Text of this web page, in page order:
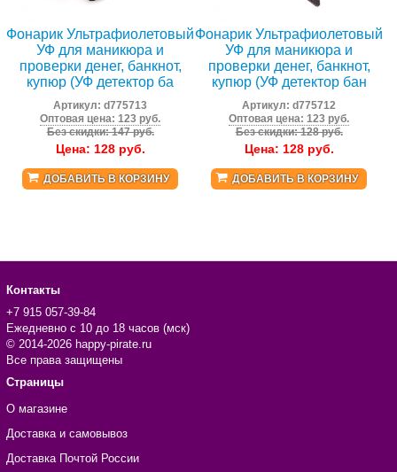
Фонарик Ультрафиолетовый
УФ для маникюра и
проверки денег, банкнот,
купюр (УФ детектор ба
Артикул:d775713
Оптовая цена: 123 руб.
Без скидки: 147 руб.
Цена: 128руб.
ДОБАВИТЬ В КОРЗИНУ
Фонарик Ультрафиолетовый
УФ для маникюра и
проверки денег, банкнот,
купюр (УФ детектор бан
Артикул:d775712
Оптовая цена: 123 руб.
Без скидки: 128 руб.
Цена: 128руб.
ДОБАВИТЬ В КОРЗИНУ
Контакты
+7 915 057-39-84
Ежедневно с 10 до 18 часов (мск)
© 2014-2026 happy-pirate.ru
Все права защищены
Страницы
О магазине
Доставка и самовывоз
Доставка Почтой России